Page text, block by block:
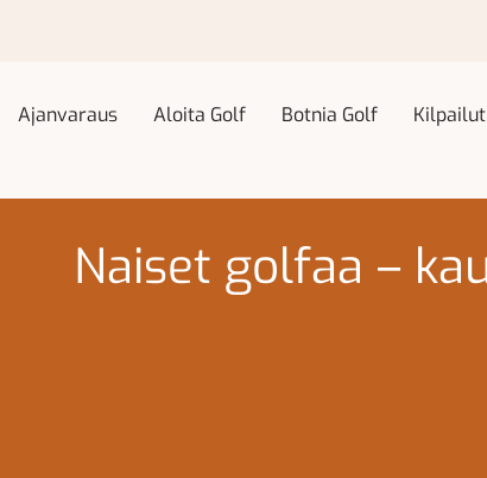
Ajanvaraus Aloita Golf Botnia Golf Kilpailut
Naiset golfaa –